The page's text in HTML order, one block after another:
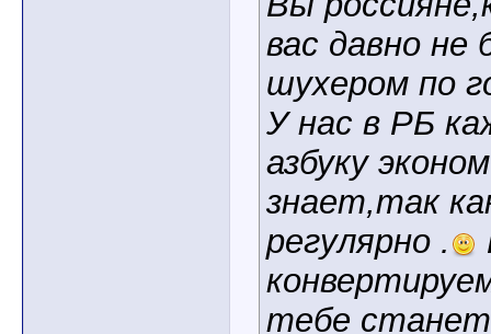
вас давно
шухером по
У нас в РБ
азбуку
знает,так
регулярно .
тебе станет